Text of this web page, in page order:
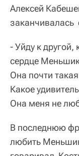
Алексей
- Уйду к другой,
сердце
Она почти
Какое
Она меня не
В последнюю
любить